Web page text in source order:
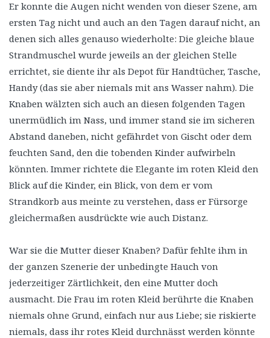
Er konnte die Augen nicht wenden von dieser Szene, am
ersten Tag nicht und auch an den Tagen darauf nicht, an
denen sich alles genauso wiederholte: Die gleiche blaue
Strandmuschel wurde jeweils an der gleichen Stelle
errichtet, sie diente ihr als Depot für Handtücher, Tasche,
Handy (das sie aber niemals mit ans Wasser nahm). Die
Knaben wälzten sich auch an diesen folgenden Tagen
unermüdlich im Nass, und immer stand sie im sicheren
Abstand daneben, nicht gefährdet von Gischt oder dem
feuchten Sand, den die tobenden Kinder aufwirbeln
könnten. Immer richtete die Elegante im roten Kleid den
Blick auf die Kinder, ein Blick, von dem er vom
Strandkorb aus meinte zu verstehen, dass er Fürsorge
gleichermaßen ausdrückte wie auch Distanz.
War sie die Mutter dieser Knaben? Dafür fehlte ihm in
der ganzen Szenerie der unbedingte Hauch von
jederzeitiger Zärtlichkeit, den eine Mutter doch
ausmacht. Die Frau im roten Kleid berührte die Knaben
niemals ohne Grund, einfach nur aus Liebe; sie riskierte
niemals, dass ihr rotes Kleid durchnässt werden könnte